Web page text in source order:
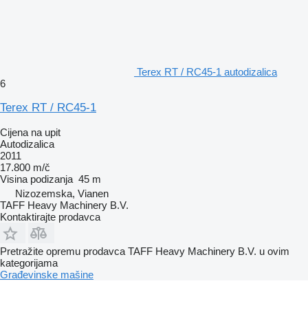
Terex RT / RC45-1 autodizalica
6
Terex RT / RC45-1
Cijena na upit
Autodizalica
2011
17.800 m/č
Visina podizanja 45 m
Nizozemska, Vianen
TAFF Heavy Machinery B.V.
Kontaktirajte prodavca
Pretražite opremu prodavca TAFF Heavy Machinery B.V. u ovim
kategorijama
Građevinske mašine